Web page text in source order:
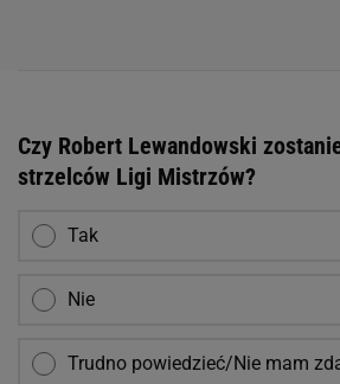
Czy Robert Lewandowski
strzelców Ligi Mistrzów?
Tak
Nie
Trudno powiedzieć/Nie mam